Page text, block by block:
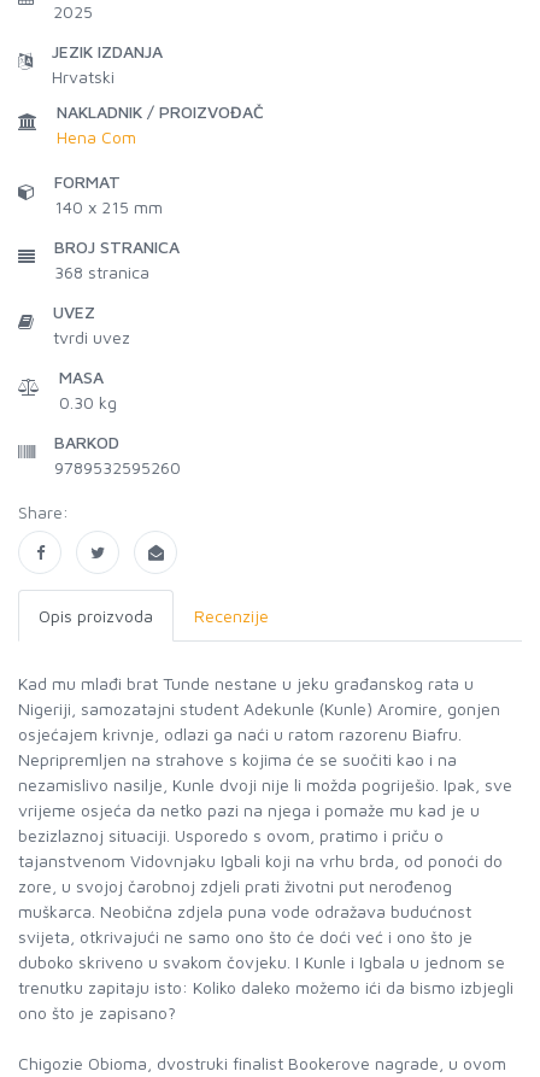
2025
JEZIK IZDANJA
Hrvatski
NAKLADNIK / PROIZVOĐAČ
Hena Com
FORMAT
140 x 215 mm
BROJ STRANICA
368 stranica
UVEZ
tvrdi uvez
MASA
0.30 kg
BARKOD
9789532595260
Share:
Opis proizvoda Recenzije
Kad mu mlađi brat Tunde nestane u jeku građanskog rata u
Nigeriji, samozatajni student Adekunle (Kunle) Aromire, gonjen
osjećajem krivnje, odlazi ga naći u ratom razorenu Biafru.
Nepripremljen na strahove s kojima će se suočiti kao i na
nezamislivo nasilje, Kunle dvoji nije li možda pogriješio. Ipak, sve
vrijeme osjeća da netko pazi na njega i pomaže mu kad je u
bezizlaznoj situaciji. Usporedo s ovom, pratimo i priču o
tajanstvenom Vidovnjaku Igbali koji na vrhu brda, od ponoći do
zore, u svojoj čarobnoj zdjeli prati životni put nerođenog
muškarca. Neobična zdjela puna vode odražava budućnost
svijeta, otkrivajući ne samo ono što će doći već i ono što je
duboko skriveno u svakom čovjeku. I Kunle i Igbala u jednom se
trenutku zapitaju isto: Koliko daleko možemo ići da bismo izbjegli
ono što je zapisano?
Chigozie Obioma, dvostruki finalist Bookerove nagrade, u ovom